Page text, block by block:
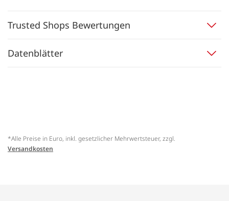
Trusted Shops Bewertungen
Datenblätter
*Alle Preise in Euro, inkl. gesetzlicher Mehrwertsteuer, zzgl.
Versandkosten